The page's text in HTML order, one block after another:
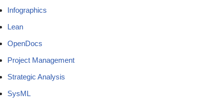
Infographics
Lean
OpenDocs
Project Management
Strategic Analysis
SysML